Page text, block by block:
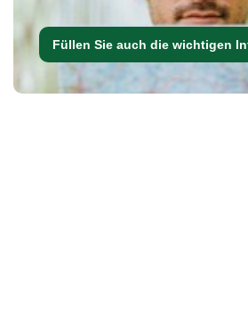
Füllen Sie auch die wichtigen